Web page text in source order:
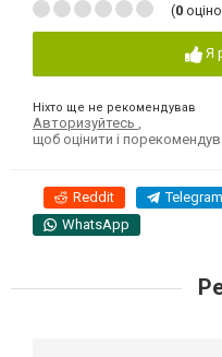
(0
Я
Ніхто ще не рекомендував
Авторизуйтесь
щоб оцінити і
Reddit Telegram
WhatsApp